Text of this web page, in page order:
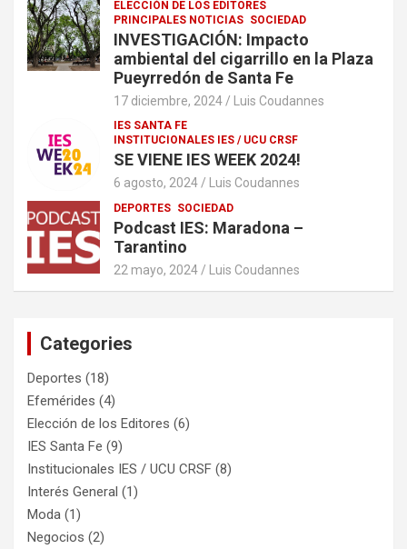
ELECCIÓN DE LOS EDITORES
PRINCIPALES NOTICIAS SOCIEDAD
INVESTIGACIÓN: Impacto
ambiental del cigarrillo en la Plaza
Pueyrredón de Santa Fe
17 diciembre, 2024 Luis Coudannes
IES SANTA FE
INSTITUCIONALES IES / UCU CRSF
SE VIENE IES WEEK 2024!
6 agosto, 2024 Luis Coudannes
DEPORTES SOCIEDAD
Podcast IES: Maradona –
Tarantino
22 mayo, 2024 Luis Coudannes
Categories
Deportes (18)
Efemérides (4)
Elección de los Editores (6)
IES Santa Fe (9)
Institucionales IES / UCU CRSF (8)
Interés General (1)
Moda (1)
Negocios (2)